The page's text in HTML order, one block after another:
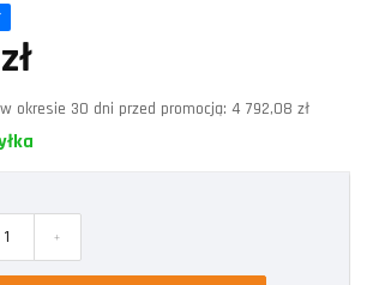
okresie 30 dni przed promocją: 4 792,08 zł
+